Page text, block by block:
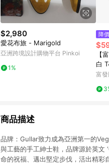
$2,980
愛花布旅 - Marigold
亞洲跨境設計購物平台 Pinkoi
1%
降價
【
白
富發
商品描述
品牌：Gullar致力成為亞洲第一的
與工藝的手工紳士鞋，品牌源於英文
命的祝福、邁出堅定步伐，活出精彩